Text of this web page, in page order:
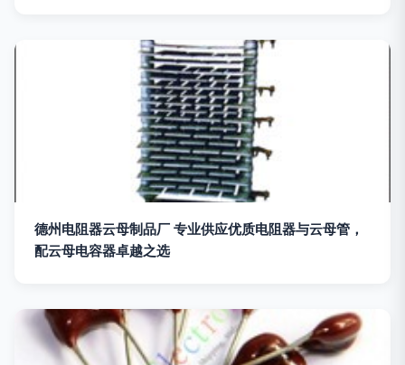
德州电阻器云母制品厂 专业供应优质电阻器与云母管，
配云母电容器卓越之选